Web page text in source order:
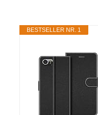
BESTSELLER NR. 1